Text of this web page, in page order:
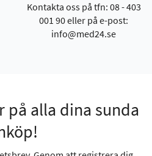
Kontakta oss på tfn: 08 - 403
001 90 eller på e-post:
info@med24.se
på alla dina sunda